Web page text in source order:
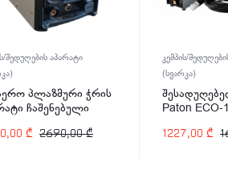
შედუღების აპარატი
პლაზმური ჭრის
ჩაშენებული
WDK-40CUT-C 40A
2690,00₾
₾
კემპის/
(სვარკა)
Paton ECO-
1227,00 ₾